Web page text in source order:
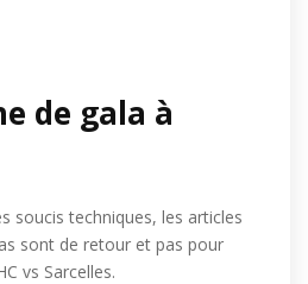
de gala à
soucis techniques, les articles
sont de retour et pas pour
vs Sarcelles.